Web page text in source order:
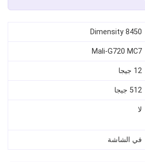
Dimensity 8450
Mali-G720 MC7
12 جيجا
512 جيجا
لا
في الشاشة